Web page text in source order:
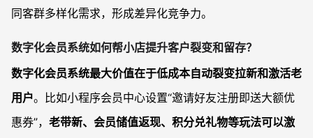
同客群多样化需求，形成差异化竞争力。
数字化会员系统如何帮小店提升客户裂变和留存？
数字化会员系统最大价值在于低成本自动裂变拉新和激活老
用户。比如小程序会员中心设置“邀请好友注册即送大额优
惠券”， 老带新、会员储值返现、积分兑礼物等玩法可以激